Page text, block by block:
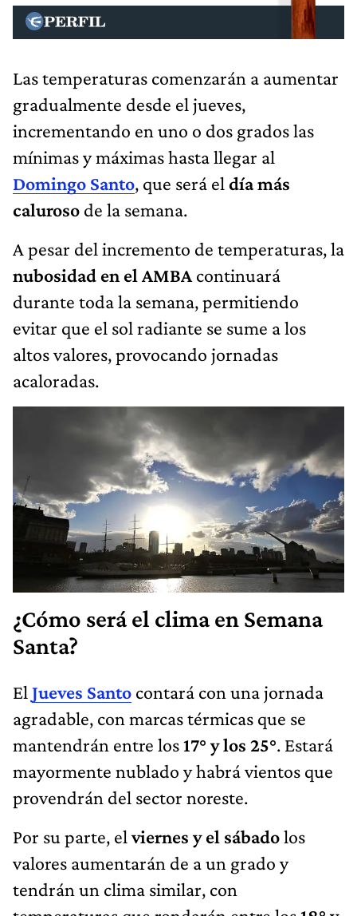
Las temperaturas comenzarán a aumentar
gradualmente desde el jueves,
incrementando en uno o dos grados las
mínimas y máximas hasta llegar al
Domingo Santo, que será el día más
caluroso de la semana.
A pesar del incremento de temperaturas, la
nubosidad en el AMBA continuará
durante toda la semana, permitiendo
evitar que el sol radiante se sume a los
altos valores, provocando jornadas
acaloradas.
¿Cómo será el clima en Semana
Santa?
El Jueves Santo contará con una jornada
agradable, con marcas térmicas que se
mantendrán entre los17° y los 25°. Estará
mayormente nublado y habrá vientos que
provendrán del sector noreste.
Por su parte, elviernes y el sábadolos
valores aumentarán de a un grado y
tendrán un clima similar, con